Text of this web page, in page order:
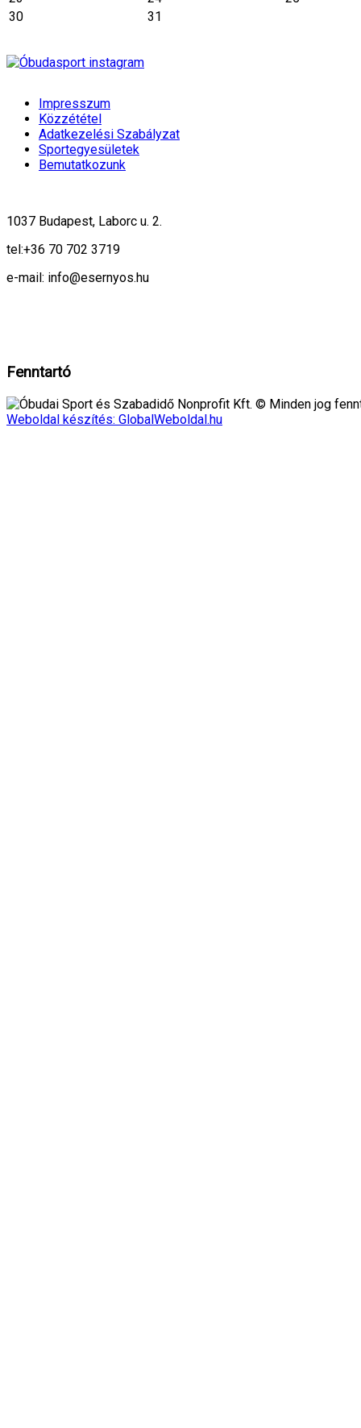
30
31
Impresszum
Közzététel
Adatkezelési Szabályzat
Sportegyesületek
Bemutatkozunk
1037 Budapest, Laborc u. 2.
tel:+36 70 702 3719
e-mail: info@esernyos.hu
Fenntartó
Óbudai Sport és Szabadidő Nonprofit Kft. © Minden jog
Weboldal készítés: GlobalWeboldal.hu